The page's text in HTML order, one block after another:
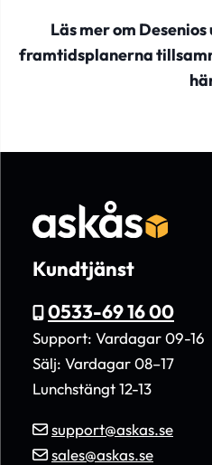
Läs mer om
framtidsplanerna
Kundtjänst
0533-69 16 00
Support: Vardagar 09-16
Sälj: Vardagar 08–17
Lunchstängt 12-13
support@askas.se
sales@askas.se